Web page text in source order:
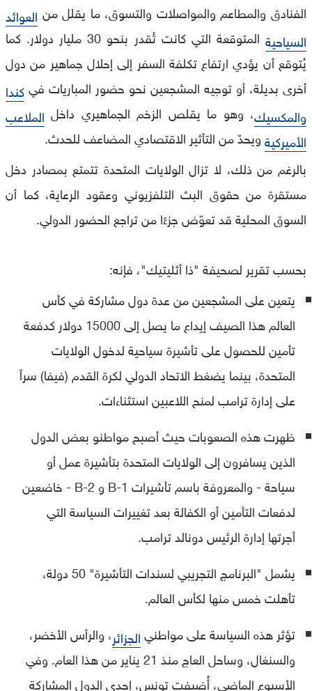
الفنادق والمطاعم والمواصلات والتسوق، ما يقلل من العوائد
السياحية
المتوقعة التي كانت تُقدر بنحو 30 مليار دولار. كما
يُتوقع أن يؤدي ارتفاع تكلفة السفر إلى إحلال جماهير من دول
أخرى بديلة، أو توجيه المشجعين نحو حضور المباريات فيكندا
والمكسيك، وهو ما يقلص الزخم الجماهيري داخل الملاعب
الأميركيةويحدّ من التأثير الاقتصادي المضاعف للحدث.
بالرغم من ذلك، لا تزال الولايات المتحدة تتمتع بمصادر دخل
مستقرة من حقوق البث التلفزيوني وعقود الرعاية، كما أن
السوق المحلية قد تعوّض جزءًا من تراجع الحضور الدولي.
بحسب تقرير لصحيفة "ذا أثليتيك"، فإنه:
يتعين على المشجعين من عدة دول مشاركة في كأس
العالم هذا الصيف إيداع ما يصل إلى 15000 دولار كدفعة
تأمين للحصول على تأشيرة سياحية لدخول الولايات
المتحدة، بينما يضغط الاتحاد الدولي لكرة القدم (فيفا) سراً
على إدارة ترامب لمنح اللاعبين استثناءات.
ظهرت هذه الصعوبات حيث أصبح مواطنو بعض الدول
الذين يسافرون إلى الولايات المتحدة بتأشيرة عمل أو
سياحة - والمعروفة باسم تأشيرات B-1 و B-2 - خاضعين
لدفعات التأمين أو الكفالة بعد تغييرات السياسة التي
أجرتها إدارة الرئيس دونالد ترامب.
يشمل "البرنامج التجريبي لسندات التأشيرة" 50 دولة،
تأهلت خمس منها لكأس العالم.
تؤثر هذه السياسة على مواطنيالجزائر، والرأس الأخضر،
والسنغال، وساحل العاج منذ 21 يناير من هذا العام. وفي
الأسبوع الماضي، أُضيفت تونس، إحدى الدول المشاركة